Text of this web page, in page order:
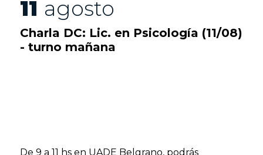
11 agosto
Charla DC: Lic. en Psicología (11/08)
- turno mañana
De 9 a 11 hs en UADE Belgrano, podrás